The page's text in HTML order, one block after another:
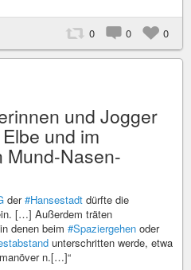
0 0 0
und Jogger
und im
Mund-Nasen-
der#Hansestadt dürfte die
[…] Außerdem träten
denen beim #Spaziergehen oder
unterschritten werde, etwa
n.[…]“